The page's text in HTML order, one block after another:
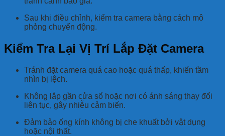
Sau khi điều chỉnh, kiểm tra camera bằng cách mô
phỏng chuyển động.
Kiểm Tra Lại Vị Trí Lắp Đặt Camera
Tránh đặt camera quá cao hoặc quá thấp, khiến tầm
nhìn bị lệch.
Không lắp gần cửa sổ hoặc nơi có ánh sáng thay đổi
liên tục, gây nhiễu cảm biến.
Đảm bảo ống kính không bị che khuất bởi vật dụng
hoặc nội thất.